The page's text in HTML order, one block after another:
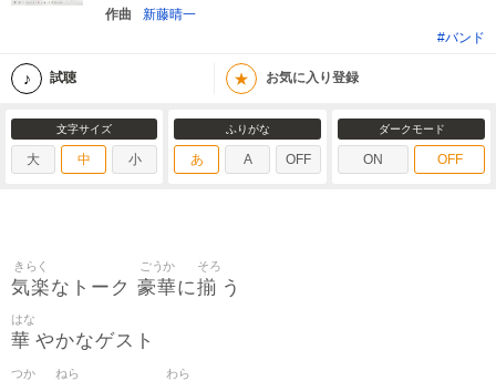
作曲
新藤晴一
#バンド
試聴 ★ お気に入り登録
文字サイズ
大 中 小
ふりがな
あ A OFF
ダークモード
ON OFF
気楽
きらく
なトーク 豪華
ごうか
に揃
そろ
う
華
はな
やかなゲスト
つか ねら わら